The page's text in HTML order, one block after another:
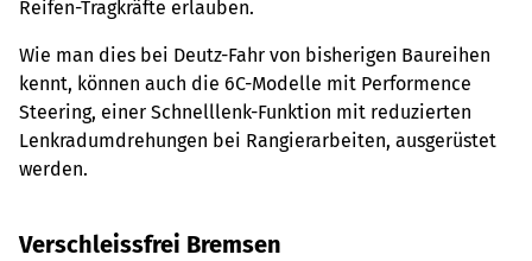
Reifen-Tragkräfte erlauben.
Wie man dies bei Deutz-Fahr von bisherigen Baureihen
kennt, können auch die 6C-Modelle mit Performence
Steering, einer Schnelllenk-Funktion mit reduzierten
Lenkradumdrehungen bei Rangierarbeiten, ausgerüstet
werden.
Verschleissfrei Bremsen